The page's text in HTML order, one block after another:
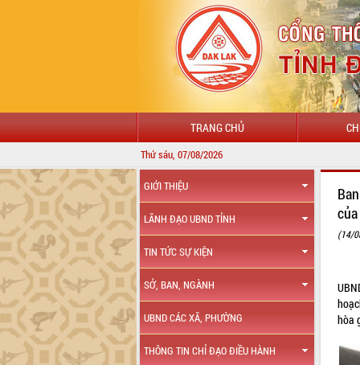
TRANG CHỦ
Thứ sáu, 07/08/2026
GIỚI THIỆU
LÃNH ĐẠO UBND TỈNH
TIN TỨC SỰ KIỆN
SỞ, BAN, NGÀNH
UBND CÁC XÃ, PHƯỜNG
THÔNG TIN CHỈ ĐẠO ĐIỀU HÀNH
(14/
hòa